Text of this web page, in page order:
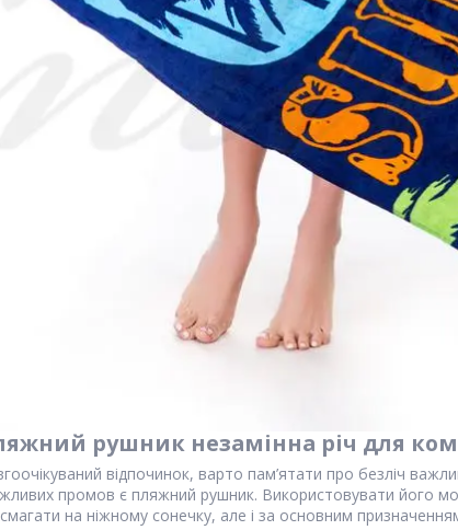
рушник незамінна річ для
відпочинок, варто пам’ятати про безліч
промов є пляжний рушник. Використовувати його
на ніжному сонечку, але і за основним